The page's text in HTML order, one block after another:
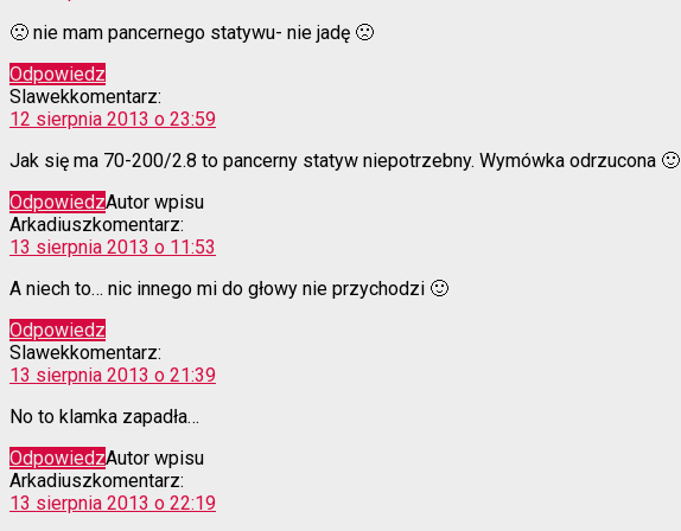
🙁 nie mam pancernego statywu- nie jadę 🙁
Odpowiedz
Slawekkomentarz:
12 sierpnia 2013 o 23:59
Jak się ma 70-200/2.8 to pancerny statyw niepotrzebny. Wymówka odrzucona 🙂
OdpowiedzAutor wpisu
Arkadiuszkomentarz:
13 sierpnia 2013 o 11:53
A niech to… nic innego mi do głowy nie przychodzi 🙂
Odpowiedz
Slawekkomentarz:
13 sierpnia 2013 o 21:39
No to klamka zapadła…
OdpowiedzAutor wpisu
Arkadiuszkomentarz:
13 sierpnia 2013 o 22:19